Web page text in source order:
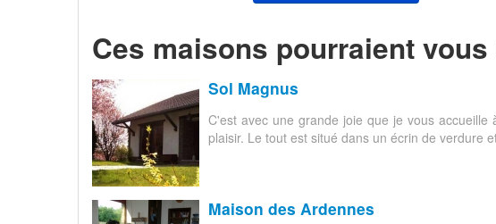
Ces maisons pourraient
Sol Magnus
C'est avec une grande joie que je vous
plaisir. Le tout est situé dans un écrin de verdure
Maison des Ardennes